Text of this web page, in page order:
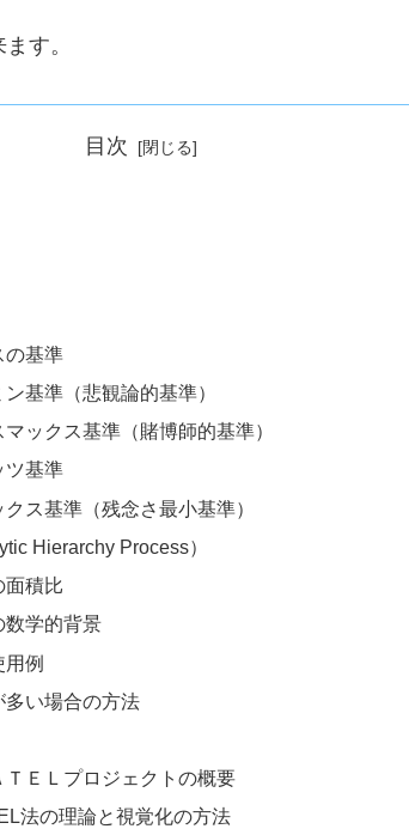
す。
目次
基準
基準（悲観論的基準）
ックス基準（賭博師的基準）
基準
ス基準（残念さ最小基準）
Hierarchy Process）
積比
学的背景
例
い場合の方法
ＥＬプロジェクトの概要
法の理論と視覚化の方法